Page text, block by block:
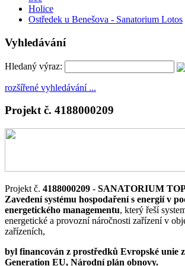
Holice
Ostředek u Benešova - Sanatorium Lotos
Vyhledávání
Hledaný výraz:
rozšířené vyhledávání ...
Projekt č. 4188000209
Projekt č. 4188000209 - SANATORIUM
Zavedení systému hospodaření s energií v
energetického managementu, který řeší
energetické a provozní náročnosti zařízení v
zařízeních,
byl financován z prostředků Evropské unie
Generation EU, Národní plán obnovy.